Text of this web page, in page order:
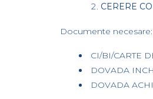
CERERE
Documente necesare:
CI/BI/CARTE
DOVADA
DOVADA